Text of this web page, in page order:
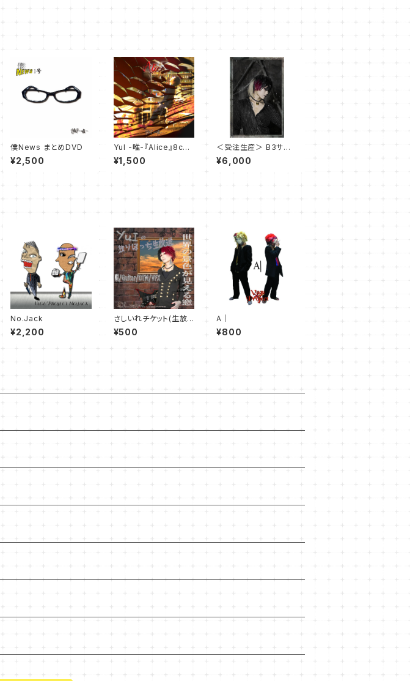
僕News まとめDVD
¥2,500
YuI -唯-『Alice』8cm
CD
¥1,500
＜受注生産＞ B3サイ
ズ額入り アーティスト写
真
¥6,000
No.Jack
¥2,200
さしいれチケット(生放
送) YuIの独りぼっち生
放送 87回目 7月25日
¥500
A｜
¥800